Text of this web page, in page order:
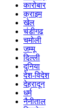
कारोबार
क्राइम
खेल
चंडीगढ़
चमोली
जम्मू
दिल्ली
दुनिया
देश-विदेश
देहरादून
धर्म
नैनीताल